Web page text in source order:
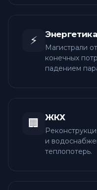
⚡ Энергетика
Магистрали
конечных
падением
🏢 ЖКХ
и
теплопотерь.